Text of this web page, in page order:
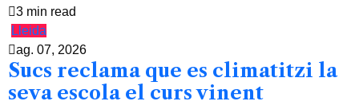
3 min read
Lleida
ag. 07, 2026
Sucs reclama que es climatitzi la
seva escola el curs vinent